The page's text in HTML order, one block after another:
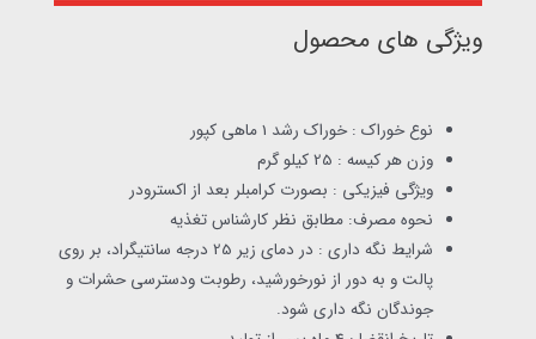
ویژگی های محصول
نوع خوراک : خوراک رشد 1 ماهی کپور
وزن هر کیسه : 25 کیلو گرم
ویژگی فیزیکی : بصورت کرامبلر بعد از اکسترودر
نحوه مصرف: مطابق نظر کارشناس تغذیه
شرایط نگه داری : در دمای زیر 25 درجه سانتیگراد، بر روی
پالت و به دور از نورخورشید، رطوبت ودسترسی حشرات و
جوندگان نگه داری شود.